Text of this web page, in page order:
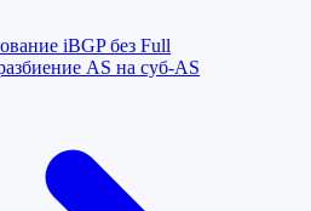
iBGP без Full
AS на суб-AS